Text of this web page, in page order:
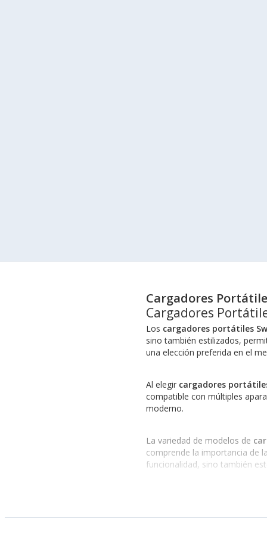
Cargadores
Cargadores
Los cargadores portátiles
sino también estilizados,
una elección preferida en el
Al elegir cargadores
compatible con múltiples
moderno.
La variedad de modelos de
comprende la importancia de
funcionalidad, sino también